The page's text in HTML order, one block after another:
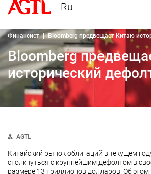
Ru
Финансист | Bloomberg предвещает Китаю
Bloomberg
исторический
AGTL
Китайский рынок облигаций в текущем
столкнуться с крупнейшим дефолтом в
размере 13 триллионов долларов. Об этом